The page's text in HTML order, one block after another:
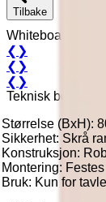
Tilbake
Whiteboard
❮ ❯
❮ ❯
❮ ❯
Teknisk
Størrelse (BxH):
Sikkerhet: Skrå
Konstruksjon:
Montering:
Bruk: Kun for